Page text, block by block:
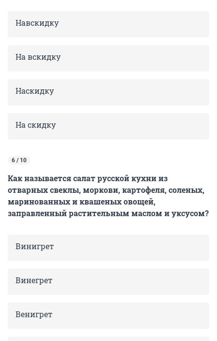
Навскидку
На вскидку
Наскидку
На скидку
6 / 10
Как называется салат русской кухни из
отварных свеклы, моркови, картофеля, соленых,
маринованных и квашеных овощей,
заправленный растительным маслом и уксусом?
Винигрет
Винегрет
Венигрет